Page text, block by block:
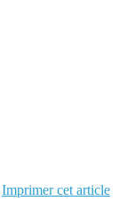
Imprimer cet article